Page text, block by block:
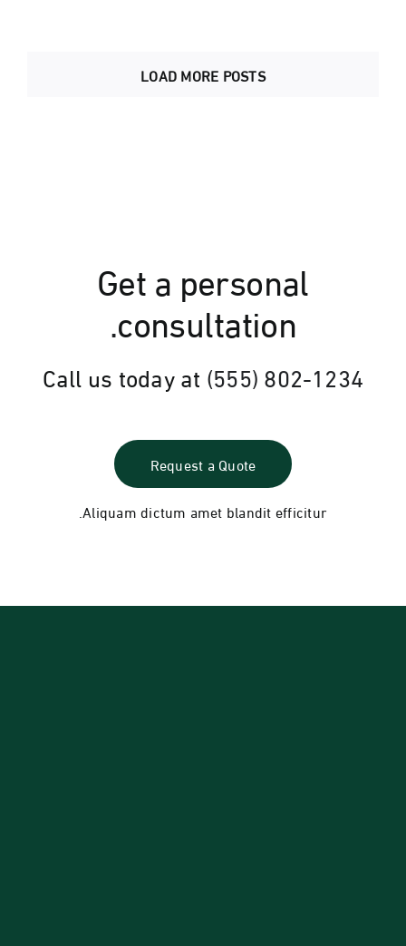
LOAD MORE POSTS
Get a personal
consultation
.
Call us today at(555) 802-1234
Request a Quote
Aliquam dictum amet blandit efficitur.